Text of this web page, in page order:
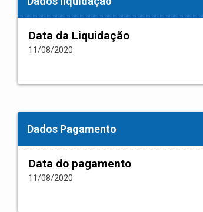
Data da Liquidação
11/08/2020
Dados Pagamento
Data do pagamento
11/08/2020